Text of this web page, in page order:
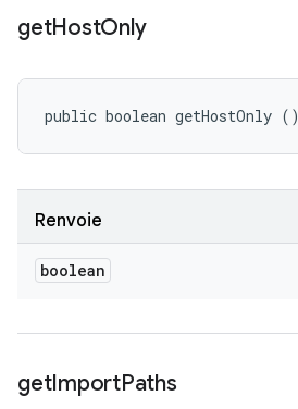
getHostOnly
public boolean getHostOnly ()
Renvoie
boolean
getImportPaths